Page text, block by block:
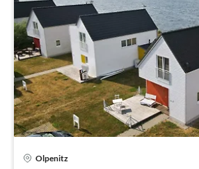
Olpenitz